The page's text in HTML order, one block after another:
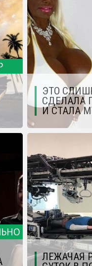
ЭТО
СДЕЛАЛА
И СТАЛА
ЛЕЖАЧАЯ